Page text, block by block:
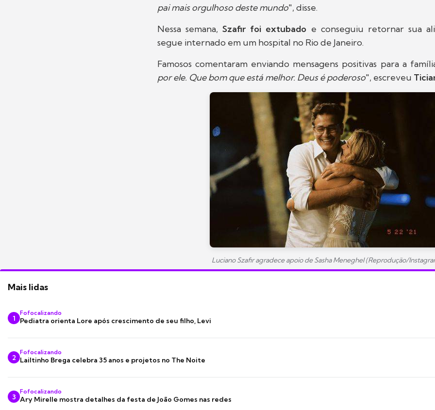
pai mais orgulhoso deste mundo", disse.
Nessa semana,Szafir foi extubado e conseguiu retornar sua
segue internado em um hospital no Rio de Janeiro.
Famosos comentaram enviando mensagens positivas para a
por ele. Que bom que está melhor. Deus é poderoso", escreveu
Luciano Szafir agradece apoio de Sasha Meneghel (Reprodução/
Mais lidas
1
Fofocalizando
Pediatra orienta Lore após crescimento de seu filho, Levi
2
Fofocalizando
Lailtinho Brega celebra 35 anos e projetos no The Noite
3
Fofocalizando
Ary Mirelle mostra detalhes da festa de João Gomes nas redes